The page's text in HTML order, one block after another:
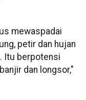
mewaspadai
petir dan hujan
Itu berpotensi
dan longsor,"